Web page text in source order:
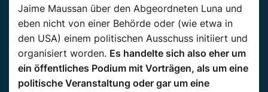
Jaime Maussan über den Abgeordneten Luna und
eben nicht von einer Behörde oder (wie etwa in
den USA) einem politischen Ausschuss initiiert und
organisiert worden. Es handelte sich also eher um
ein öffentliches Podium mit Vorträgen, als um eine
politische Veranstaltung oder gar um eine